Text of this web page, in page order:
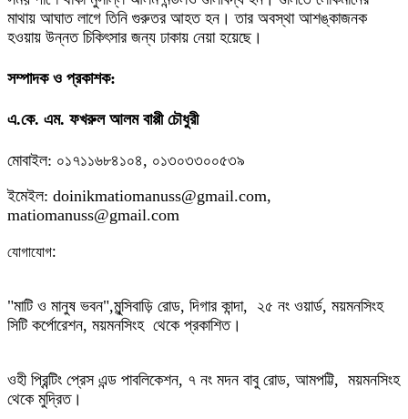
মাথায় আঘাত লাগে তিনি গুরুতর আহত হন। তার অবস্থা আশঙ্কাজনক
হওয়ায় উন্নত চিকিৎসার জন্য ঢাকায় নেয়া হয়েছে।
সম্পাদক ও প্রকাশক:
এ.কে. এম. ফখরুল আলম বাপ্পী চৌধুরী
মোবাইল: ০১৭১১৬৮৪১০৪, ০১৩০৩৩০০৫৩৯
ইমেইল: doinikmatiomanuss@gmail.com,
matiomanuss@gmail.com
যোগাযোগ:
"মাটি ও মানুষ ভবন",মুন্সিবাড়ি রোড, দিগার কান্দা, ২৫ নং ওয়ার্ড, ময়মনসিংহ
সিটি কর্পোরেশন, ময়মনসিংহ থেকে প্রকাশিত।
ওহী প্রিন্টিং প্রেস এন্ড পাবলিকেশন, ৭ নং মদন বাবু রোড, আমপট্টি, ময়মনসিংহ
থেকে মুদ্রিত।